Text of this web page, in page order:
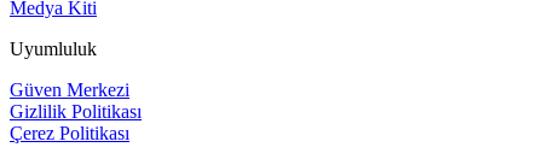
Medya Kiti
Uyumluluk
Güven Merkezi
Gizlilik Politikası
Çerez Politikası